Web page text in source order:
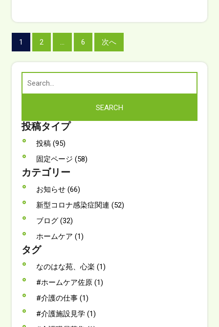
1 2 … 6 次へ
投稿タイプ
投稿 (95)
固定ページ (58)
カテゴリー
お知らせ (66)
新型コロナ感染症関連 (52)
ブログ (32)
ホームケア (1)
タグ
なのはな苑、心楽 (1)
#ホームケア佐原 (1)
#介護の仕事 (1)
#介護施設見学 (1)